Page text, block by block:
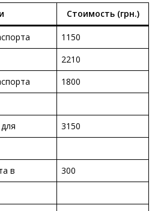
Стоимость (грн.)
1150
2210
1800
3150
в
300